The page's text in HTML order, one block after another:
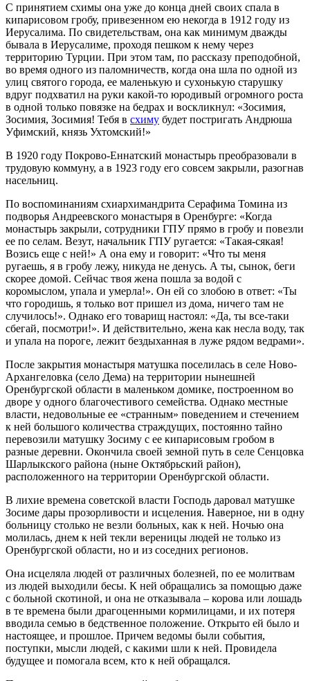
С принятием схимы она уже до конца дней своих спала в
кипарисовом гробу, привезенном ею некогда в 1912 году из
Иерусалима. По свидетельствам, она как минимум дважды
бывала в Иерусалиме, проходя пешком к нему через
территорию Турции. При этом там, по рассказу преподобной,
во время одного из паломничеств, когда она шла по одной из
улиц святого города, ее маленькую и сухонькую старушку
вдруг подхватил на руки какой-то юродивый огромного роста
в одной только повязке на бедрах и воскликнул: «Зосимия,
Зосимия, Зосимия! Тебя в схиму будет постригать Андрюша
Уфимский, князь Ухтомский!»
В 1920 году Покрово-Еннатский монастырь преобразовали в
трудовую коммуну, а в 1923 году его совсем закрыли, разогнав
насельниц.
По воспоминаниям схиархимандрита Серафима Томина из
подворья Андреевского монастыря в Оренбурге: «Когда
монастырь закрыли, сотрудники ГПУ прямо в гробу и повезли
ее по селам. Везут, начальник ГПУ ругается: «Такая-сякая!
Возись еще с ней!» А она ему и говорит: «Что ты меня
ругаешь, я в гробу лежу, никуда не денусь. А ты, сынок, беги
скорее домой. Сейчас твоя жена пошла за водой с
коромыслом, упала и умерла!». Он ей со злобою в ответ: «Ты
что городишь, я только вот пришел из дома, ничего там не
случилось!». Однако его товарищ настоял: «Да, ты все-таки
сбегай, посмотри!». И действительно, жена как несла воду, так
и упала на пороге, лежит бездыханная в луже рядом ведрами».
После закрытия монастыря матушка поселилась в селе Ново-
Архангеловка (село Дема) на территории нынешней
Оренбургской области в маленьком домике, построенном во
дворе у одного благочестивого семейства. Однако местные
власти, недовольные ее «странным» поведением и стечением
к ней большого количества страждущих, постоянно тайно
перевозили матушку Зосиму с ее кипарисовым гробом в
разные деревни. Окончила своей земной путь в селе Сенцовка
Шарлыкского района (ныне Октябрьский район),
расположенного на территории Оренбургской области.
В лихие времена советской власти Господь даровал матушке
Зосиме дары прозорливости и исцеления. Наверное, ни в одну
больницу столько не везли больных, как к ней. Ночью она
молилась, днем к ней текли вереницы людей не только из
Оренбургской области, но и из соседних регионов.
Она исцеляла людей от различных болезней, по ее молитвам
из людей выходили бесы. К ней обращались за помощью даже
с больной скотиной, и она не отказывала – корова или лошадь
в те времена были драгоценными кормилицами, и их потеря
вводила семью в бедственное положение. Открыто ей было и
настоящее, и прошлое. Причем ведомы были события,
поступки, мысли людей, с какими шли к ней. Провидела
будущее и помогала всем, кто к ней обращался.